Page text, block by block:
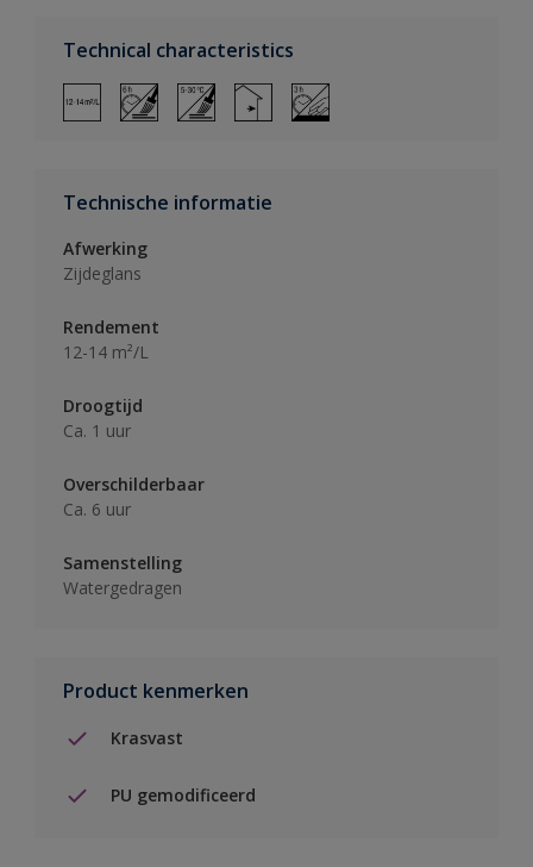
Technical characteristics
Technische informatie
Afwerking
Zijdeglans
Rendement
12-14 m²/L
Droogtijd
Ca. 1 uur
Overschilderbaar
Ca. 6 uur
Samenstelling
Watergedragen
Product kenmerken
Krasvast
PU gemodificeerd